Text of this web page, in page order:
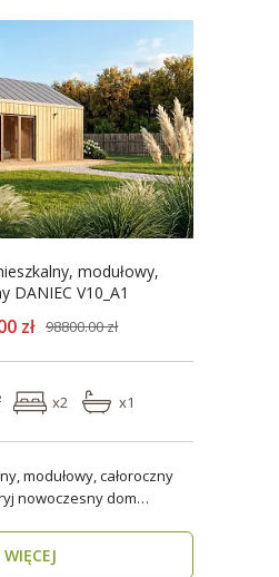
modułowy,
DANIEC V10_A1
zł 98800.00 zł
x2 x1
modułowy, całoroczny
WIĘCEJ